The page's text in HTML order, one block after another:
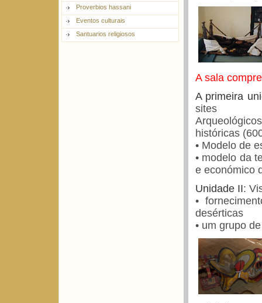
Proverbios hassani
Eventos culturais
Santuarios religiosos
A sala
A primeira
sites
históricas
• Modelo de
• modelo da
e económico
Unidade II:
•
desérticas
• um grupo